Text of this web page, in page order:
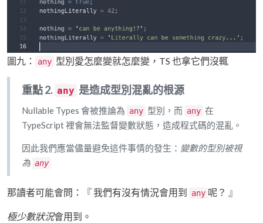
圖九： any 型別愛怎麼變就怎麼變，TS 也拿它們沒輒
重點 2. any 是造成型別混亂的根源
Nullable Types 會被推論為 any 型別，而 any 在
TypeScript 裡會無法監督變數狀態，造成程式碼的混亂。
因此我們應當儘量避免這件事情的發生： 變數的型別被視
為 any
那讀者可能會問：『 我們有沒有情況會用到 any 呢？ 』
極少數狀況會用到。